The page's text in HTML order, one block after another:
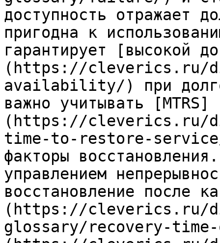
доступность отражает
пригодна к
гарантирует [высокой
(https://cleverics.ru/
availability/) при
важно учитывать [MTRS]
(https://cleverics.ru/
time-to-restore-service/
факторы
управлением
восстановление после
(https://cleverics.ru/
glossary/recovery-